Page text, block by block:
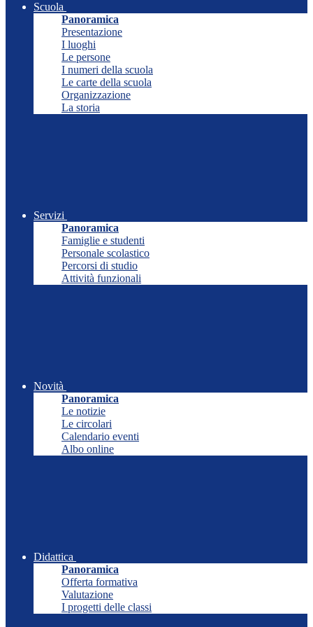
Scuola
Panoramica
Presentazione
I luoghi
Le persone
I numeri della scuola
Le carte della scuola
Organizzazione
La storia
Servizi
Panoramica
Famiglie e studenti
Personale scolastico
Percorsi di studio
Attività funzionali
Novità
Panoramica
Le notizie
Le circolari
Calendario eventi
Albo online
Didattica
Panoramica
Offerta formativa
Valutazione
I progetti delle classi